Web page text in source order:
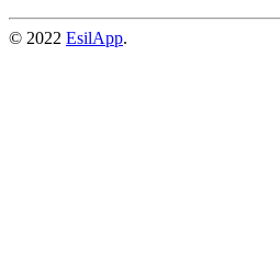
© 2022 EsilApp.